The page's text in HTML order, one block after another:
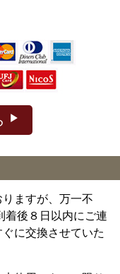
ますが、万一不
着後８日以内にご連
に交換させていた